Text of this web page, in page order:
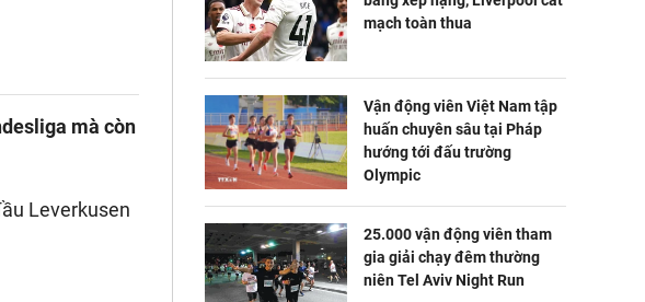
mà còn
Leverkusen
mạch toàn thua
Vận động viên Việt Nam tập
huấn chuyên sâu tại Pháp
hướng tới đấu trường
Olympic
25.000 vận động viên tham
gia giải chạy đêm thường
niên Tel Aviv Night Run